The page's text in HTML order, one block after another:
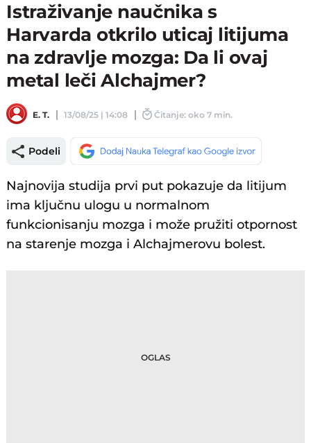
Istraživanje naučnika s
Harvarda otkrilo uticaj litijuma
na zdravlje mozga: Da li ovaj
metal leči Alchajmer?
E. T. 13/08/25 | 14:08 Čitanje: oko 7 min.
Podeli
Najnovija studija prvi put pokazuje da litijum
ima ključnu ulogu u normalnom
funkcionisanju mozga i može pružiti otpornost
na starenje mozga i Alchajmerovu bolest.